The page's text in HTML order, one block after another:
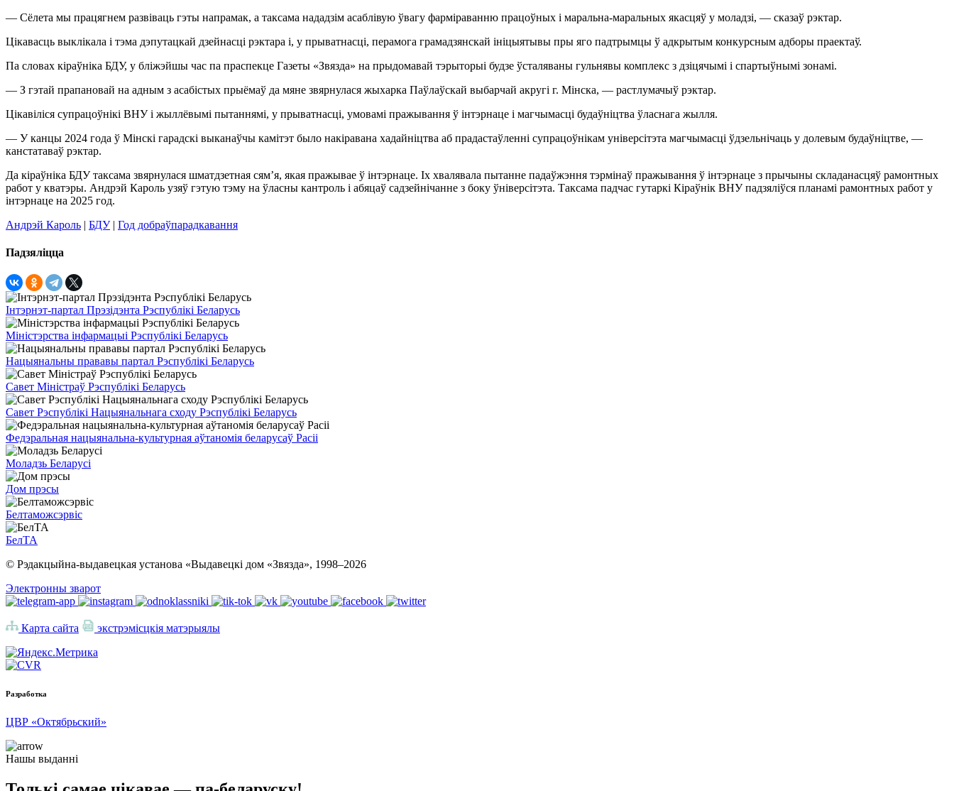
— Сёлета мы працягнем развіваць гэты напрамак, а таксама нададзім асаблівую ўвагу фарміраванню працоўных і маральна-маральных якасцяў у моладзі, — сказаў рэктар.
Цікавасць выклікала і тэма дэпутацкай дзейнасці рэктара і, у прыватнасці, перамога грамадзянскай ініцыятывы пры яго падтрымцы ў адкрытым конкурсным адборы праектаў.
Па словах кіраўніка БДУ, у бліжэйшы час па праспекце Газеты «Звязда» на прыдомавай тэрыторыі будзе ўсталяваны гульнявы комплекс з дзіцячымі і спартыўнымі зонамі.
— З гэтай прапановай на адным з асабістых прыёмаў да мяне звярнулася жыхарка Паўлаўскай выбарчай акругі г. Мінска, — растлумачыў рэктар.
Цікавіліся супрацоўнікі ВНУ і жыллёвымі пытаннямі, у прыватнасці, умовамі пражывання ў інтэрнаце і магчымасці будаўніцтва ўласнага жылля.
— У канцы 2024 года ў Мінскі гарадскі выканаўчы камітэт было накіравана хадайніцтва аб прадастаўленні супрацоўнікам універсітэта магчымасці ўдзельнічаць у долевым будаўніцтве, —
канстатаваў рэктар.
Да кіраўніка БДУ таксама звярнулася шматдзетная сям’я, якая пражывае ў інтэрнаце. Іх хвалявала пытанне падаўжэння тэрмінаў пражывання ў інтэрнаце з прычыны складанасцяў рамонтных
работ у кватэры. Андрэй Кароль узяў гэтую тэму на ўласны кантроль і абяцаў садзейнічанне з боку ўніверсітэта. Таксама падчас гутаркі Кіраўнік ВНУ падзяліўся планамі рамонтных работ у
інтэрнаце на 2025 год.
Андрэй Кароль | БДУ | Год добраўпарадкавання
Падзяліцца
Інтэрнэт-партал Прэзідэнта Рэспублікі Беларусь
Міністэрства інфармацыі Рэспублікі Беларусь
Нацыянальны прававы партал Рэспублікі Беларусь
Савет Міністраў Рэспублікі Беларусь
Савет Рэспублікі Нацыянальнага сходу Рэспублікі Беларусь
Федэральная нацыянальна-культурная аўтаномія беларусаў Расіі
Моладзь Беларусі
Дом прэсы
Белтаможсэрвіс
БелТА
© Рэдакцыйна-выдавецкая установа «Выдавецкі дом «Звязда», 1998–2026
Электронны зварот
Карта сайта экстрэмісцкія матэрыялы
Разработка
ЦВР «Октябрьский»
Нашы выданні